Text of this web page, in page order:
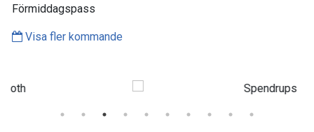
Förmiddagspass
Visa fler kommande